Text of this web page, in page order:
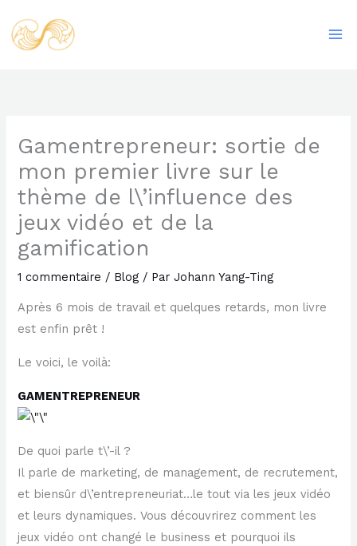
au
contenu
Gamentrepreneur: sortie de
mon premier livre sur le
thème de l\’influence des
jeux vidéo et de la
gamification
1 commentaire / Blog / ParJohann Yang-Ting
Après 6 mois de travail et quelques retards, mon livre
est enfin prêt !
Le voici, le voilà:
GAMENTREPRENEUR
De quoi parle t\’-il ?
Il parle de marketing, de management, de recrutement,
et biensûr d\’entrepreneuriat…le tout via les jeux vidéo
et leurs dynamiques. Vous découvrirez comment les
jeux vidéo ont changé le business et pourquoi ils